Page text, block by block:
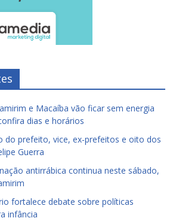
e Macaíba vão ficar sem energia
dias e horários
do prefeito, vice, ex-prefeitos e oito dos
Guerra
antirrábica continua neste sábado,
fortalece debate sobre políticas
infância